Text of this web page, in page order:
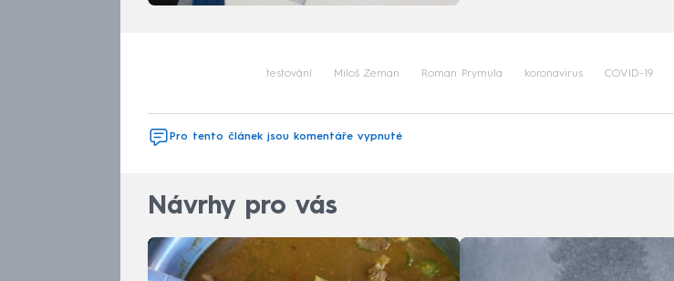
testování Miloš Zeman Roman Prymula koronavirus COVID-19
Pro tento článek jsou komentáře vypnuté
Návrhy pro vás